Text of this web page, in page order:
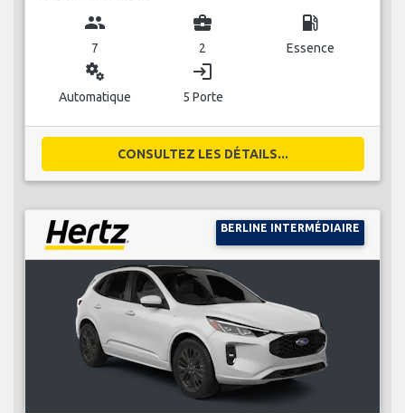
group
7
business_center
2
local_gas_station
Essence
miscellaneous_services
Automatique
login
5 Porte
CONSULTEZ LES DÉTAILS...
BERLINE INTERMÉDIAIRE